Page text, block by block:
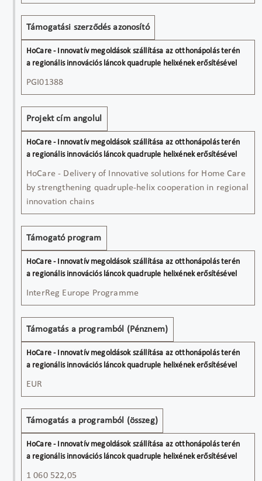
terén a
láncok
quadruple
Támogatási szerződés azonosító
PGI01388
Projekt cím angolul
HoCare - Delivery of Innovative solutions for Home Care
by strengthening quadruple-helix cooperation in regional
innovation chains
Támogató program
InterReg Europe Programme
Támogatás a programból (Pénznem)
EUR
Támogatás a programból (összeg)
1 060 522,05